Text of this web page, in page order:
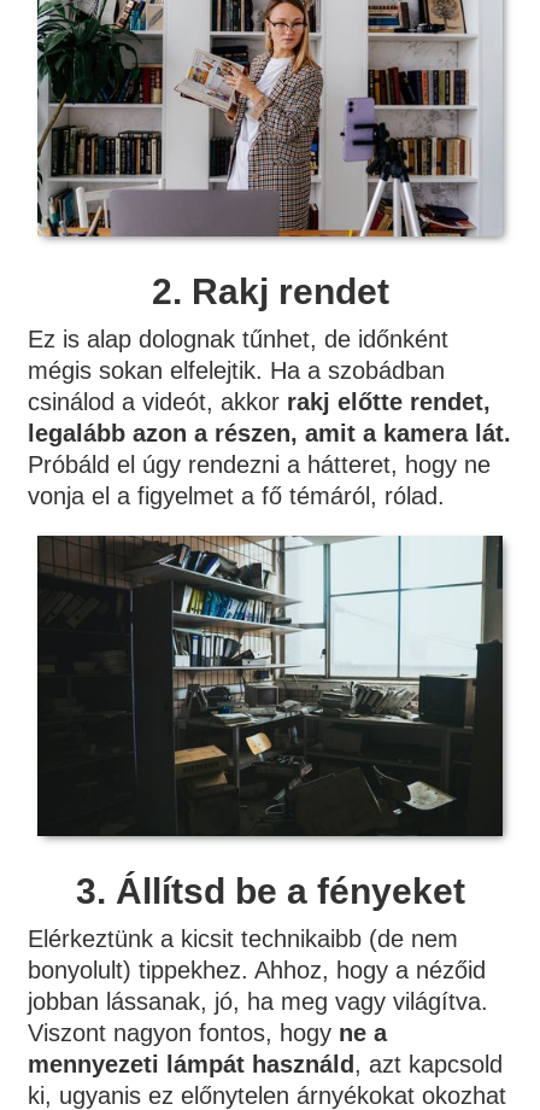
2. Rakj rendet
Ez is alap dolognak tűnhet, de időnként
mégis sokan elfelejtik. Ha a szobádban
csinálod a videót, akkor rakj előtte rendet,
legalább azon a részen, amit a kamera lát.
Próbáld el úgy rendezni a hátteret, hogy ne
vonja el a figyelmet a fő témáról, rólad.
3. Állítsd be a fényeket
Elérkeztünk a kicsit technikaibb (de nem
bonyolult) tippekhez. Ahhoz, hogy a nézőid
jobban lássanak, jó, ha meg vagy világítva.
Viszont nagyon fontos, hogy ne a
mennyezeti lámpát használd , azt kapcsold
ki, ugyanis ez előnytelen árnyékokat okozhat